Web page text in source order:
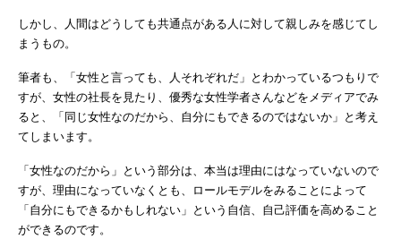
しかし、人間はどうしても共通点がある人に対して親しみを感じてし
まうもの。
筆者も、「女性と言っても、人それぞれだ」とわかっているつもりで
すが、女性の社長を見たり、優秀な女性学者さんなどをメディアでみ
ると、「同じ女性なのだから、自分にもできるのではないか」と考え
てしまいます。
「女性なのだから」という部分は、本当は理由にはなっていないので
すが、理由になっていなくとも、ロールモデルをみることによって
「自分にもできるかもしれない」という自信、自己評価を高めること
ができるのです。